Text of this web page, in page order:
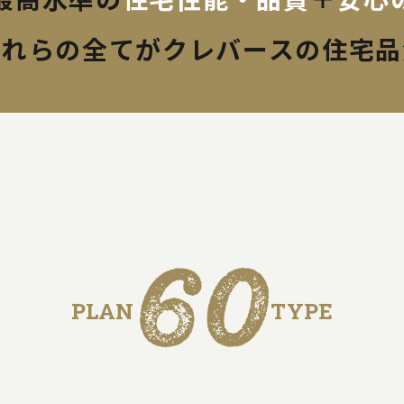
らの全てがクレバースの住宅
PLAN 60TYPE